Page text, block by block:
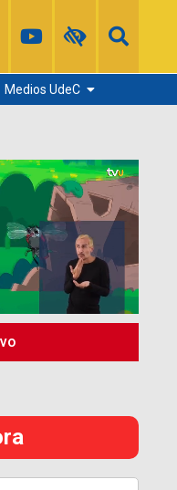
Medios UdeC
UdeC
UdeC